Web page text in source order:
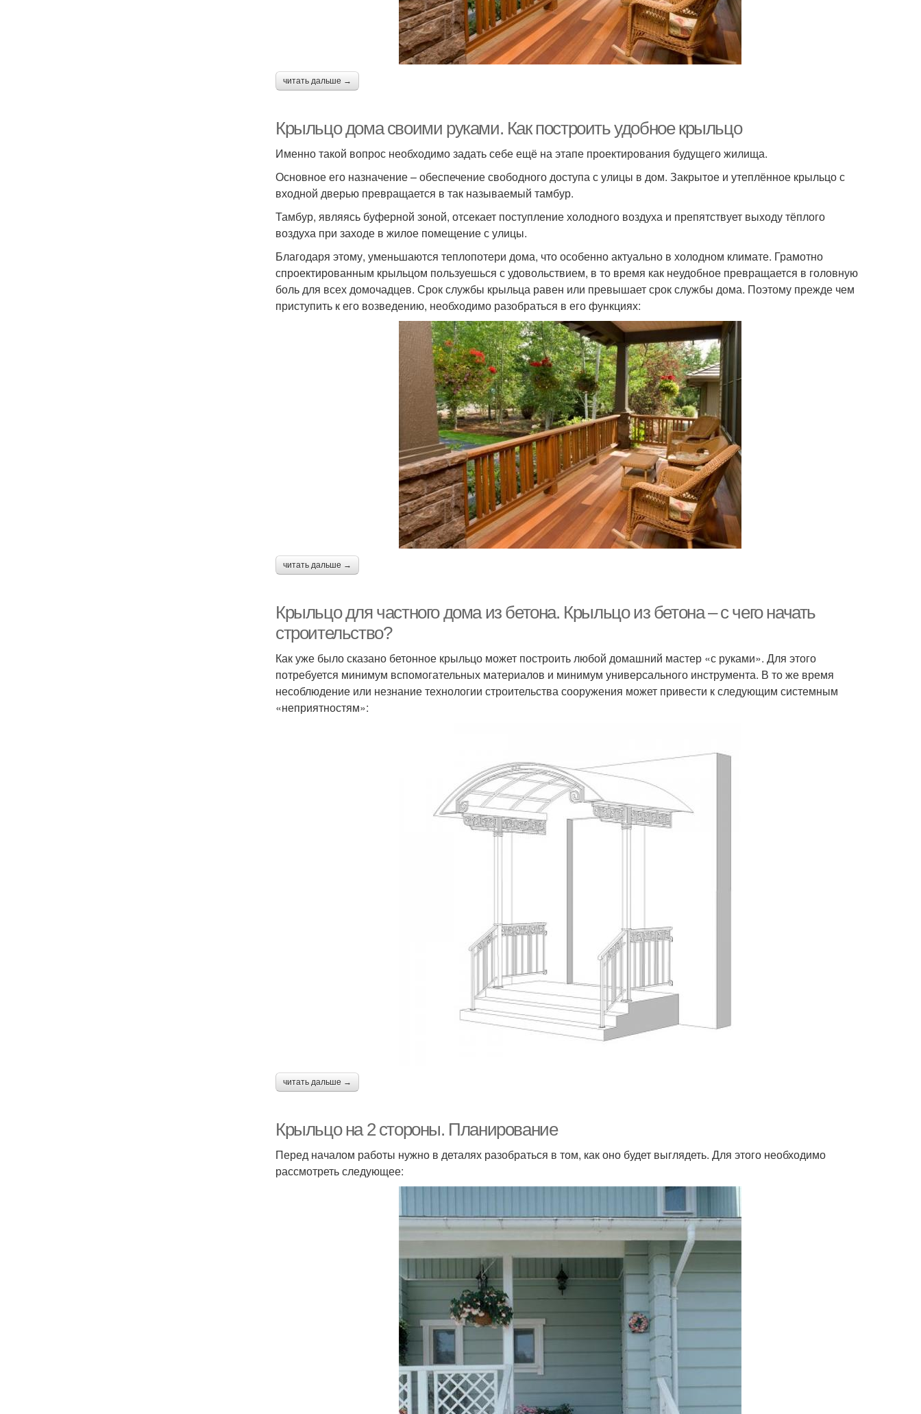
читать дальше →
Крыльцо дома своими руками. Как построить удобное крыльцо
Именно такой вопрос необходимо задать себе ещё на этапе проектирования будущего жилища.
Основное его назначение – обеспечение свободного доступа с улицы в дом. Закрытое и утеплённое крыльцо с
входной дверью превращается в так называемый тамбур.
Тамбур, являясь буферной зоной, отсекает поступление холодного воздуха и препятствует выходу тёплого
воздуха при заходе в жилое помещение с улицы.
Благодаря этому, уменьшаются теплопотери дома, что особенно актуально в холодном климате. Грамотно
спроектированным крыльцом пользуешься с удовольствием, в то время как неудобное превращается в головную
боль для всех домочадцев. Срок службы крыльца равен или превышает срок службы дома. Поэтому прежде чем
приступить к его возведению, необходимо разобраться в его функциях:
читать дальше →
Крыльцо для частного дома из бетона. Крыльцо из бетона – с чего начать
строительство?
Как уже было сказано бетонное крыльцо может построить любой домашний мастер «с руками». Для этого
потребуется минимум вспомогательных материалов и минимум универсального инструмента. В то же время
несоблюдение или незнание технологии строительства сооружения может привести к следующим системным
«неприятностям»:
читать дальше →
Крыльцо на 2 стороны. Планирование
Перед началом работы нужно в деталях разобраться в том, как оно будет выглядеть. Для этого необходимо
рассмотреть следующее: